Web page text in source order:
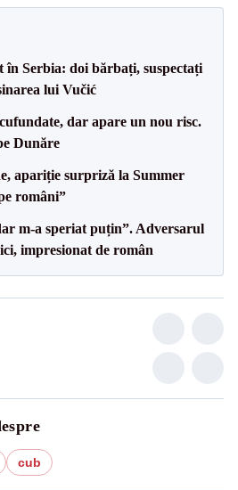
în Serbia: doi bărbați, suspectați
lui Vučić
dar apare un nou risc.
Dunăre
apariție surpriză la Summer
români”
m-a speriat puțin”. Adversarul
impresionat de român
cub